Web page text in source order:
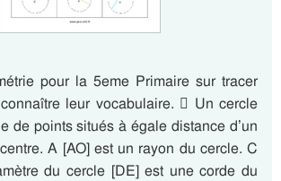
pour la 5eme Primaire sur tracer
leur vocabulaire.  Un cercle
de points situés à égale distance d’un
A [AO] est un rayon du cercle. C
du cercle [DE] est une corde du